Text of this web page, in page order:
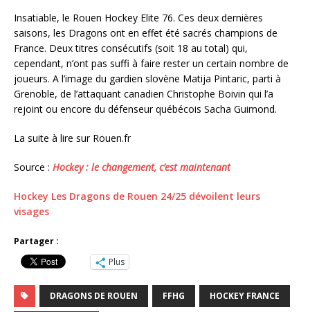
Insatiable, le Rouen Hockey Elite 76. Ces deux dernières
saisons, les Dragons ont en effet été sacrés champions de
France. Deux titres consécutifs (soit 18 au total) qui,
cependant, n’ont pas suffi à faire rester un certain nombre de
joueurs. A l’image du gardien slovène Matija Pintaric, parti à
Grenoble, de l’attaquant canadien Christophe Boivin qui l’a
rejoint ou encore du défenseur québécois Sacha Guimond.
La suite à lire sur Rouen.fr
Source : Hockey : le changement, c’est maintenant
Hockey Les Dragons de Rouen 24/25 dévoilent leurs
visages
Partager :
Plus
DRAGONS DE ROUEN FFHG HOCKEY FRANCE